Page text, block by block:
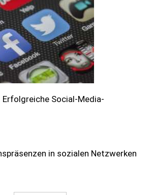
Social-Media-
in sozialen Netzwerken